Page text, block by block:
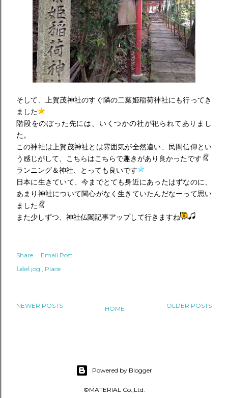
そして、上賀茂神社のすぐ隣の二葉姫稲荷神社にも行ってき
ました
階段をのぼった先には、いくつかの社が祀られてありまし
た。
この神社は上賀茂神社とは雰囲気が全然違い、民間信仰とい
う感じがして、こちらはこちらで趣きがあり良かったです
ランニング＆神社、とっても良いです
日本に生きていて、今までとても身近にあったはずなのに、
あまり神社について関心がなく生きていたんだなーって思い
ました
また少しずつ、神社仏閣記事アップして行きますね
Share Email Post
Label jogi Place
NEWER POSTS OLDER POSTS
HOME
Powered by Blogger
©MATERIAL Co.,Ltd.